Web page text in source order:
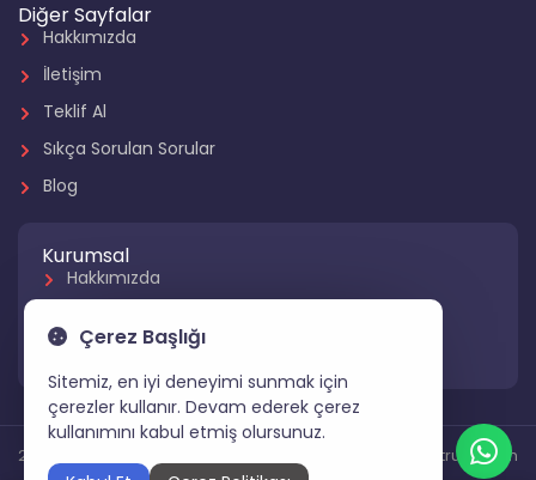
Diğer Sayfalar
Hakkımızda
İletişim
Teklif Al
Sıkça Sorulan Sorular
Blog
Kurumsal
Hakkımızda
Hizmetlerimiz
Çerez Başlığı
Sitemiz, en iyi deneyimi sunmak için
çerezler kullanır. Devam ederek çerez
kullanımını kabul etmiş olursunuz.
2024 Tüm Hakları Saklıdır Gartruck.com